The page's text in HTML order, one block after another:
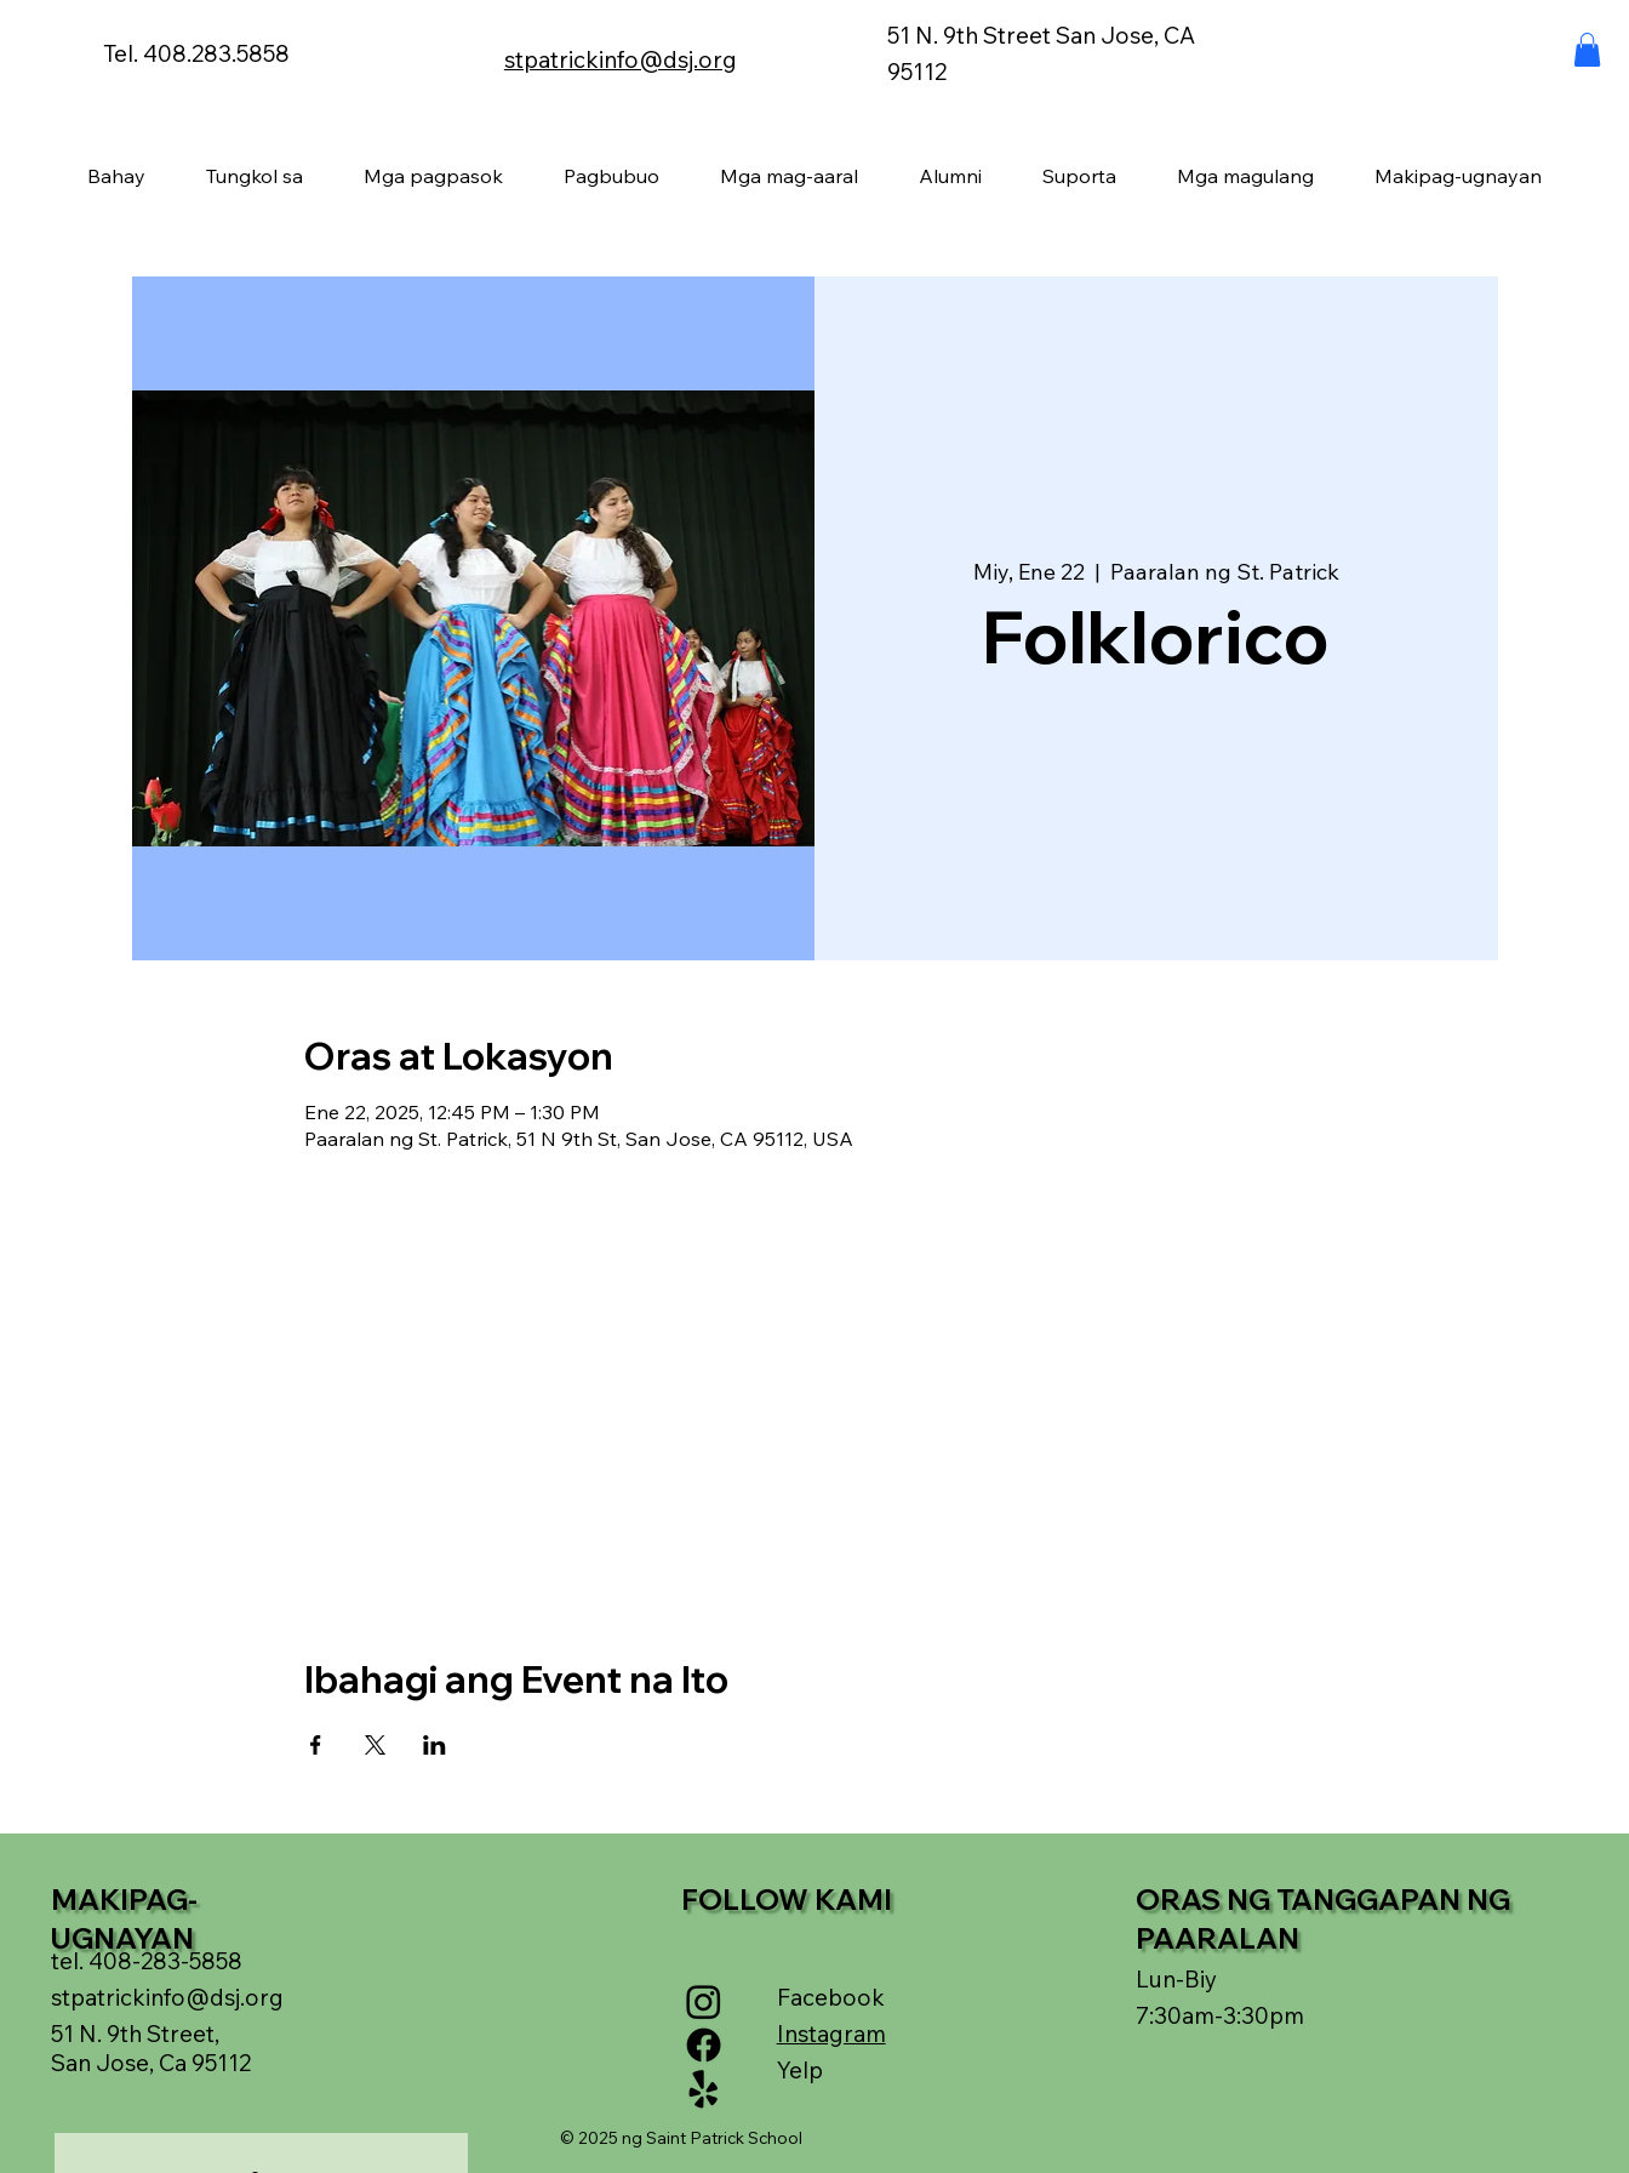
Tel. 408.283.5858 stpatrickinfo@dsj.org
51 N. 9th Street San Jose, CA
95112
Bahay Tungkol sa Mga pagpasok Pagbubuo Mga mag-aaral Alumni Suporta Mga magulang Makipag-ugnayan
Miy, Ene 22
  |
Paaralan ng St. Patrick
Folklorico
Oras at Lokasyon
Ene 22, 2025, 12:45 PM – 1:30 PM
Paaralan ng St. Patrick, 51 N 9th St, San Jose, CA 95112, USA
Ibahagi ang Event na Ito
MAKIPAG-
UGNAYAN
tel. 408-283-5858
stpatrickinfo@dsj.org
51 N. 9th Street,
San Jose, Ca 95112
Facebook
Instagram
Yelp
FOLLOW KAMI
© 2025 ng Saint Patrick School
ORAS NG TANGGAPAN NG
PAARALAN
Lun-Biy
7:30am-3:30pm